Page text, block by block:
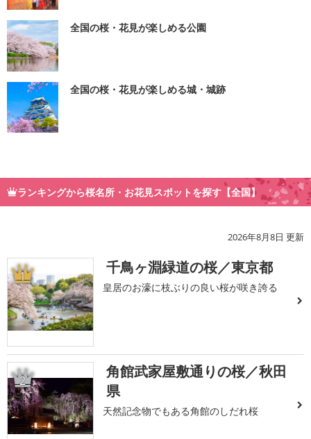
全国の桜・花見が楽しめる公園
全国の桜・花見が楽しめる城・城跡
ランキングから桜名所・お花見スポットを探す【全国】
2026年8月8日 更新
1 千鳥ヶ淵緑道の桜／東京都
皇居のお濠に枝ぶりの良い桜が咲き誇る
2
角館武家屋敷通りの桜／秋田
県
天然記念物でもある角館のしだれ桜